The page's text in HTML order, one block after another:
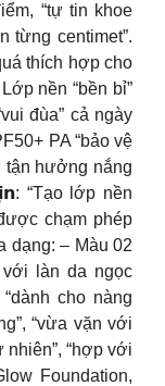
“tự tin khoe
từng centimet”.
thích hợp cho
nền “bền bỉ”
đùa” cả ngày
PA “bảo vệ
tận hưởng nắng
“Tạo lớp nền
chạm phép
dạng: – Màu 02
với làn da ngọc
cho nàng
“vừa vặn với
nhiên”, “hợp với
Foundation,